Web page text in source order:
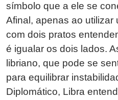
símbolo que a ele se
Afinal, apenas ao
com dois pratos
é igualar os dois lados.
libriano, que pode se
para equilibrar
Diplomático, Libra